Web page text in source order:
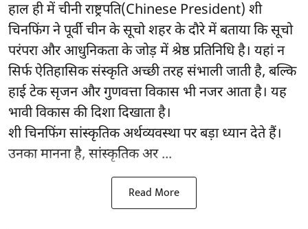
हाल ही में चीनी राष्ट्रपति(Chinese President) शी
चिनफिंग ने पूर्वी चीन के सूचो शहर के दौरे में बताया कि सूचो
परंपरा और आधुनिकता के जोड़ में श्रेष्ठ प्रतिनिधि है। यहां न
सिर्फ ऐतिहासिक संस्कृति अच्छी तरह संभाली जाती है, बल्कि
हाई टेक सृजन और गुणवत्ता विकास भी नजर आता है। यह
भावी विकास की दिशा दिखाता है।
शी चिनफिंग सांस्कृतिक अर्थव्यवस्था पर बड़ा ध्यान देते हैं।
उनका मानना है, सांस्कृतिक अर ...
Read More